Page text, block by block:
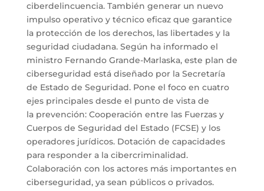
ciberdelincuencia. También generar un nuevo
impulso operativo y técnico eficaz que garantice
la protección de los derechos, las libertades y la
seguridad ciudadana. Según ha informado el
ministro Fernando Grande-Marlaska, este plan de
ciberseguridad está diseñado por la Secretaría
de Estado de Seguridad. Pone el foco en cuatro
ejes principales desde el punto de vista de
la prevención: Cooperación entre las Fuerzas y
Cuerpos de Seguridad del Estado (FCSE) y los
operadores jurídicos. Dotación de capacidades
para responder a la cibercriminalidad.
Colaboración con los actores más importantes en
ciberseguridad, ya sean públicos o privados.